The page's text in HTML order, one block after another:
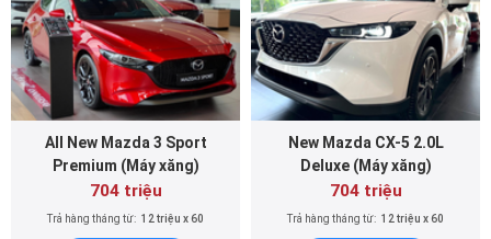
All New Mazda 3 Sport
Premium (Máy xăng)
704 triệu
Trả hàng tháng từ: 12 triệu x 60
New Mazda CX-5 2.0L
Deluxe (Máy xăng)
704 triệu
Trả hàng tháng từ: 12 triệu x 60